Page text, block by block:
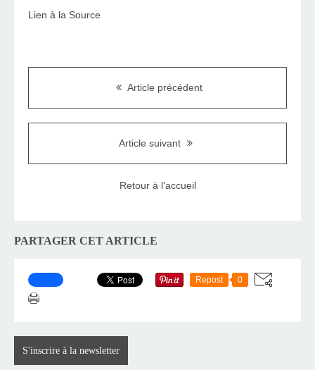
Lien à la Source
Article précédent
Article suivant
Retour à l'accueil
PARTAGER CET ARTICLE
Repost 0
S'inscrire à la newsletter